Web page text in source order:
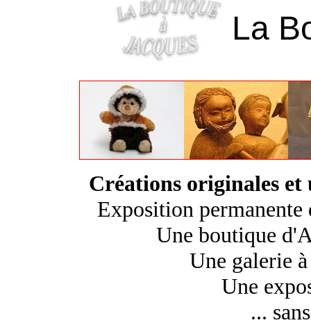
La
Créations originales
Exposition permanente
Une boutique
Une galerie
Une
...